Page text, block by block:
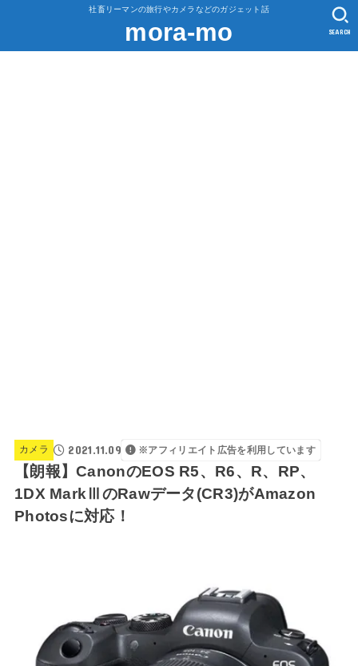
社畜リーマンの旅行やカメラなどのガジェット話
mora-mo SEARCH
カメラ 2021.11.09 ※アフィリエイト広告を利用しています
【朗報】CanonのEOS R5、R6、R、RP、
1DX MarkⅢのRawデータ(CR3)がAmazon
Photosに対応！